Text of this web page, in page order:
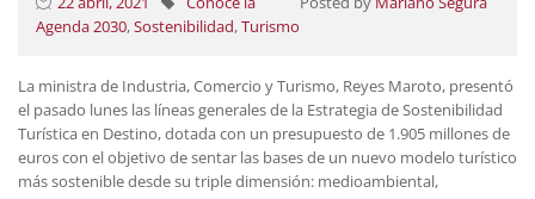
Agenda 2030,Sostenibilidad,Turismo
La ministra de Industria, Comercio y Turismo, Reyes Maroto, presentó
el pasado lunes las líneas generales de la Estrategia de Sostenibilidad
Turística en Destino, dotada con un presupuesto de 1.905 millones de
euros con el objetivo de sentar las bases de un nuevo modelo turístico
más sostenible desde su triple dimensión: medioambiental,